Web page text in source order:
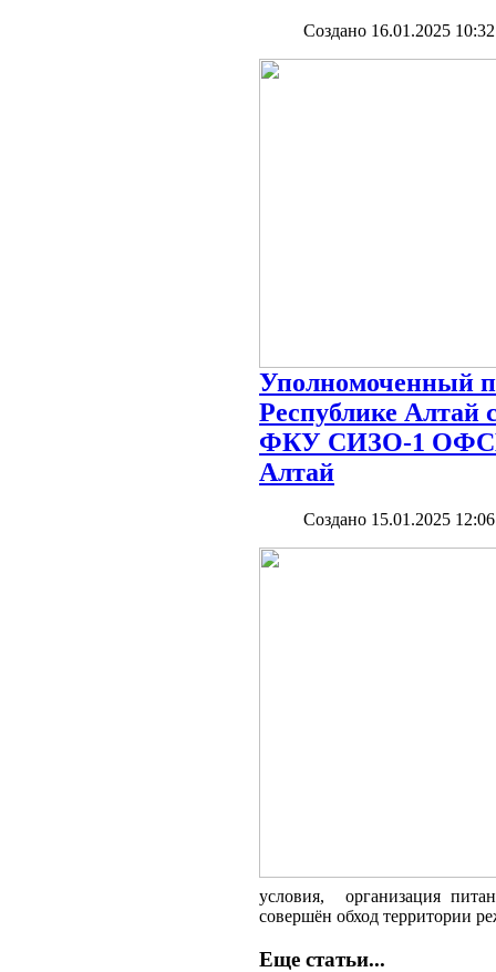
Создано 16.01.2025 10:32
Уполномоченный
Республике Алтай
ФКУ СИЗО-1
Алтай
Создано 15.01.2025 12:06
условия, организация
совершён обход территории
Еще статьи...